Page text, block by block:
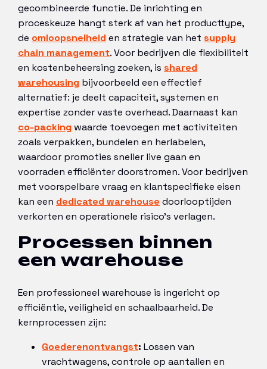
gecombineerde functie. De inrichting en
proceskeuze hangt sterk af van het producttype,
de omloopsnelheid en strategie van het supply
chain management. Voor bedrijven die flexibiliteit
en kostenbeheersing zoeken, is shared
warehousing bijvoorbeeld een effectief
alternatief: je deelt capaciteit, systemen en
expertise zonder vaste overhead. Daarnaast kan
co-packing waarde toevoegen met activiteiten
zoals verpakken, bundelen en herlabelen,
waardoor promoties sneller live gaan en
voorraden efficiënter doorstromen. Voor bedrijven
met voorspelbare vraag en klantspecifieke eisen
kan een dedicated warehouse doorlooptijden
verkorten en operationele risico’s verlagen.
Processen binnen
een warehouse
Een professioneel warehouse is ingericht op
efficiëntie, veiligheid en schaalbaarheid. De
kernprocessen zijn:
Goederenontvangst: Lossen van
vrachtwagens, controle op aantallen en